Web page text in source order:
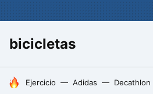
bicicletas
HOY SE HABLA DE
Ejercicio Adidas Decathlon